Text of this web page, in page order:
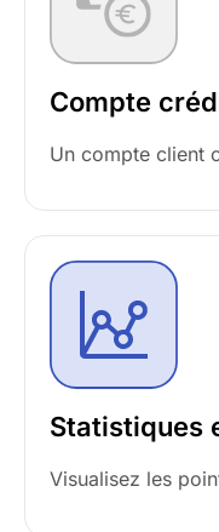
Compte
Un compte client
Statistiques
Visualisez les